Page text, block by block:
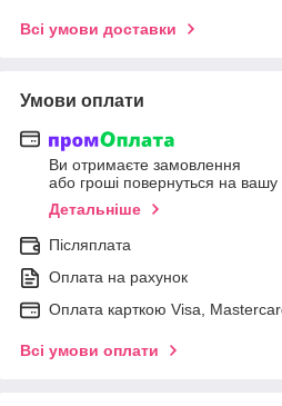
Всі умови доставки
Умови оплати
Ви отримаєте замовлення
або гроші повернуться на вашу
Детальніше
Післяплата
Оплата на рахунок
Оплата карткою Visa,
Всі умови оплати